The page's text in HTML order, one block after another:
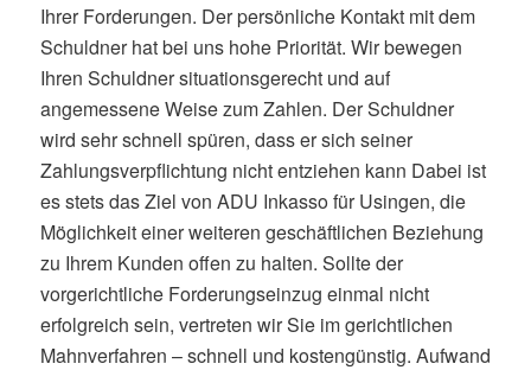
Ihrer Forderungen. Der persönliche Kontakt mit dem
Schuldner hat bei uns hohe Priorität. Wir bewegen
Ihren Schuldner situationsgerecht und auf
angemessene Weise zum Zahlen. Der Schuldner
wird sehr schnell spüren, dass er sich seiner
Zahlungsverpflichtung nicht entziehen kann Dabei ist
es stets das Ziel von ADU Inkasso für Usingen, die
Möglichkeit einer weiteren geschäftlichen Beziehung
zu Ihrem Kunden offen zu halten. Sollte der
vorgerichtliche Forderungseinzug einmal nicht
erfolgreich sein, vertreten wir Sie im gerichtlichen
Mahnverfahren – schnell und kostengünstig. Aufwand